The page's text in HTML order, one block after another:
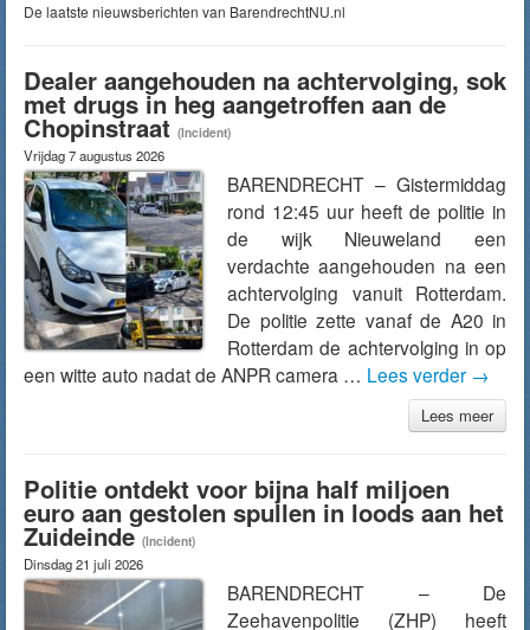
De laatste nieuwsberichten van BarendrechtNU.nl
Dealer aangehouden na achtervolging, sok
met drugs in heg aangetroffen aan de
Chopinstraat (Incident)
Vrijdag 7 augustus 2026
BARENDRECHT – Gistermiddag
rond 12:45 uur heeft de politie in
de wijk Nieuweland een
verdachte aangehouden na een
achtervolging vanuit Rotterdam.
De politie zette vanaf de A20 in
Rotterdam de achtervolging in op
een witte auto nadat de ANPR camera … Lees verder →
Lees meer
Politie ontdekt voor bijna half miljoen
euro aan gestolen spullen in loods aan het
Zuideinde (Incident)
Dinsdag 21 juli 2026
BARENDRECHT – De
Zeehavenpolitie (ZHP) heeft